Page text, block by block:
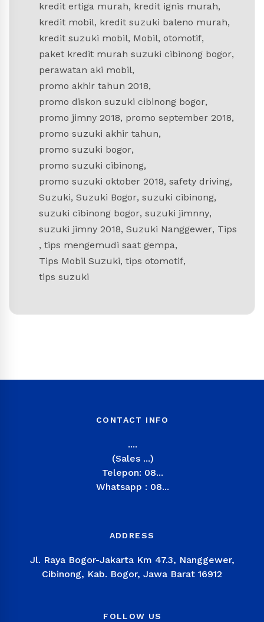
kredit ertiga murah, kredit ignis murah,
kredit mobil, kredit suzuki baleno murah,
kredit suzuki mobil, Mobil, otomotif,
paket kredit murah suzuki cibinong bogor,
perawatan aki mobil,
promo akhir tahun 2018,
promo diskon suzuki cibinong bogor,
promo jimny 2018, promo september 2018,
promo suzuki akhir tahun,
promo suzuki bogor,
promo suzuki cibinong,
promo suzuki oktober 2018, safety driving,
Suzuki, Suzuki Bogor, suzuki cibinong,
suzuki cibinong bogor, suzuki jimnny,
suzuki jimny 2018, Suzuki Nanggewer, Tips
, tips mengemudi saat gempa,
Tips Mobil Suzuki, tips otomotif,
tips suzuki
CONTACT INFO
....
(Sales ...)
Telepon: 08...
Whatsapp : 08...
ADDRESS
Jl. Raya Bogor-Jakarta Km 47.3, Nanggewer,
Cibinong, Kab. Bogor, Jawa Barat 16912
FOLLOW US